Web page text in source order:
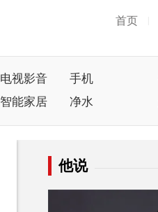
首页
电视影音
手机
智能家居 净水
他说